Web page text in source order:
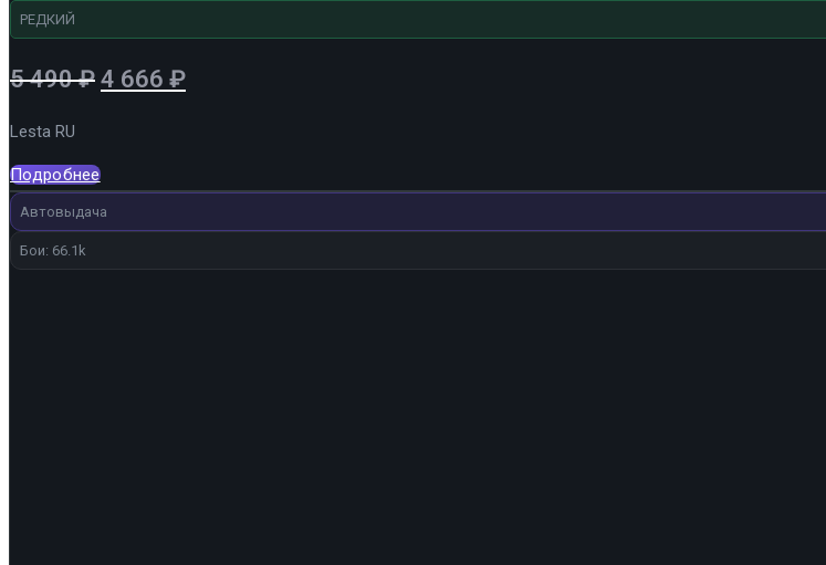
РЕДКИЙ
5 490₽ Первоначальная
5
490 ₽.
4 666 ₽Текущая
Lesta RU
Подробнее
Автовыдача
Бои: 66.1k